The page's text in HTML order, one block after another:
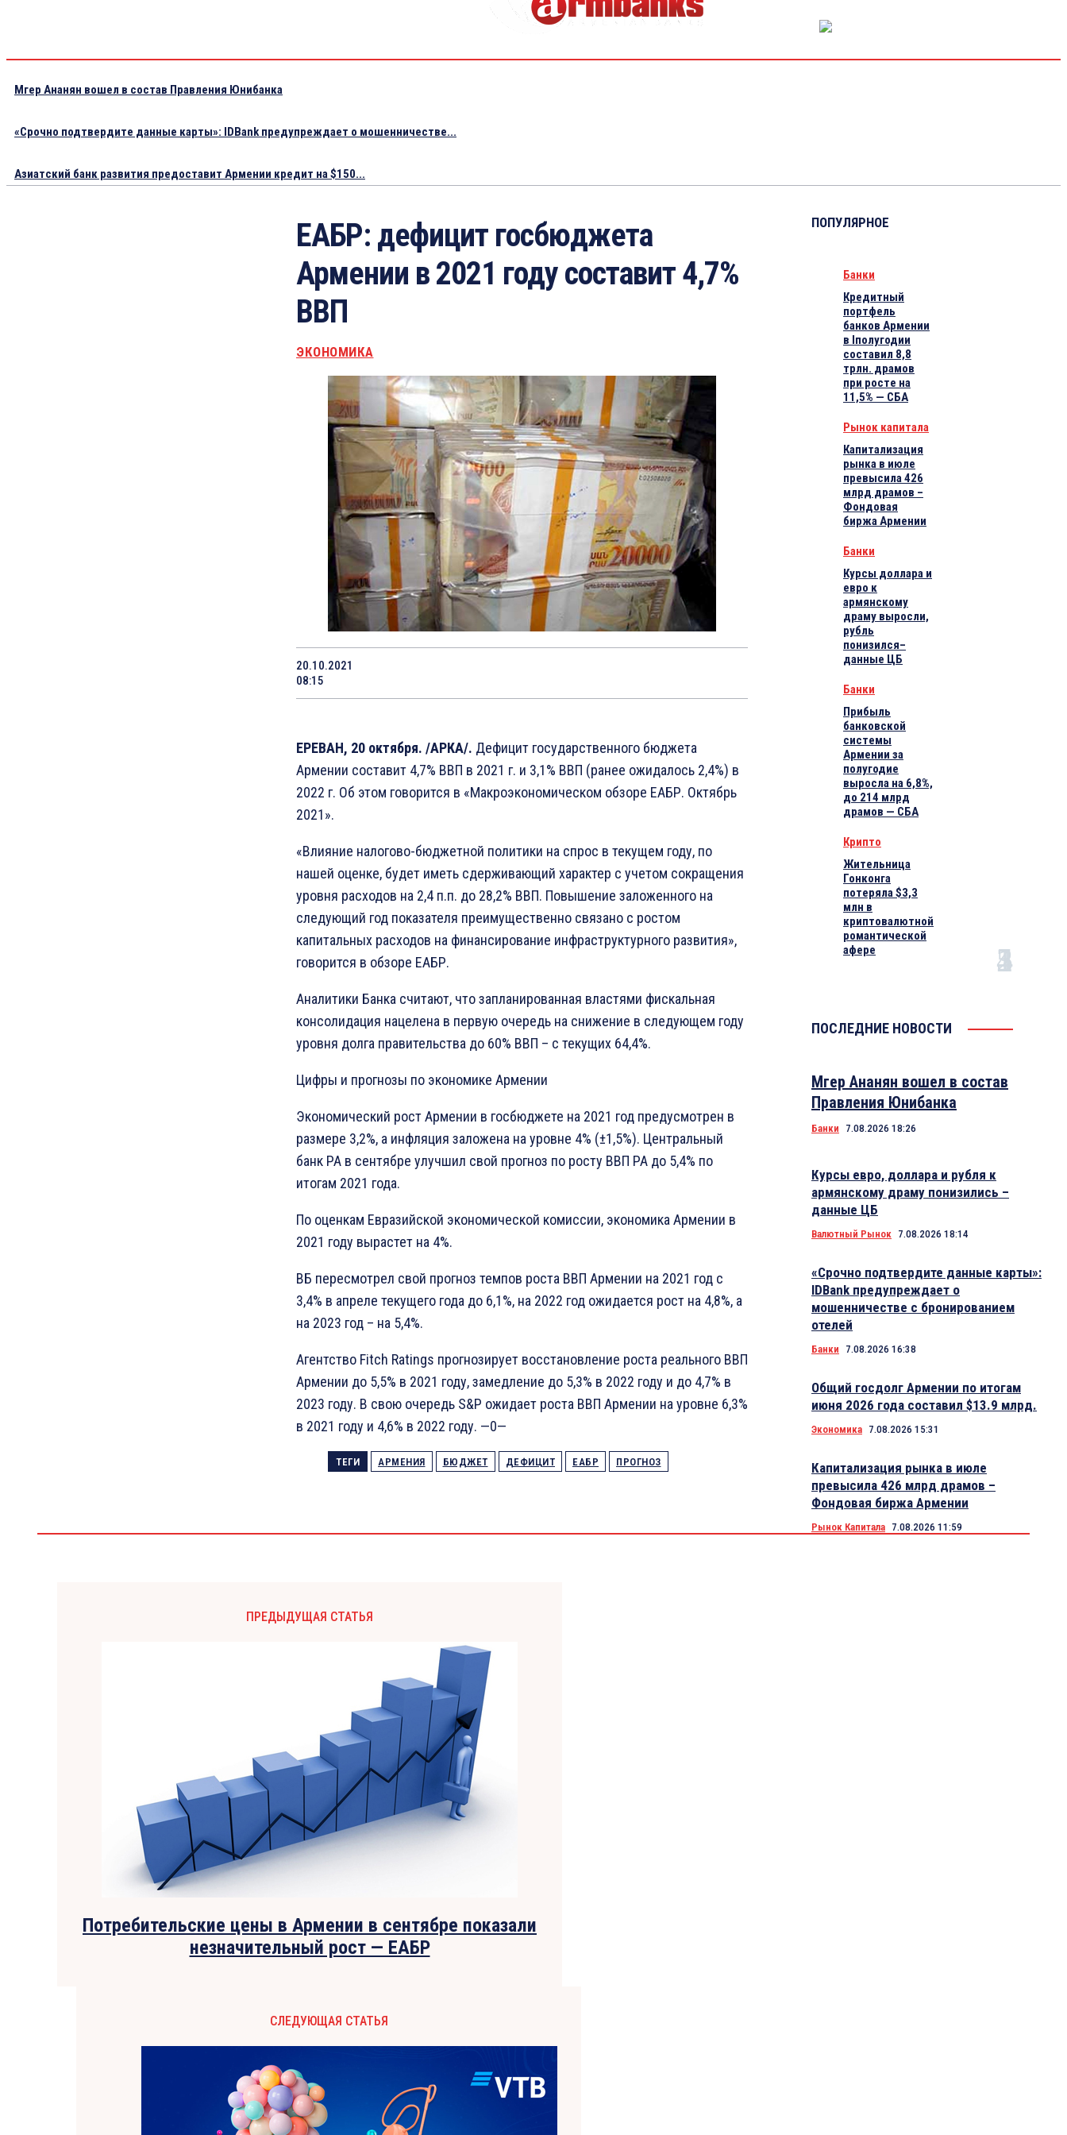
Мгер Ананян вошел в состав Правления Юнибанка
«Срочно подтвердите данные карты»: IDBank предупреждает о мошенничестве...
Азиатский банк развития предоставит Армении кредит на $150...
ЕАБР: дефицит госбюджета
Армении в 2021 году составит 4,7%
ВВП
ЭКОНОМИКА
20.10.2021
08:15
ЕРЕВАН, 20 октября. /АРКА/. Дефицит государственного бюджета
Армении составит 4,7% ВВП в 2021 г. и 3,1% ВВП (ранее ожидалось 2,4%) в
2022 г. Об этом говорится в «Макроэкономическом обзоре ЕАБР. Октябрь
2021».
«Влияние налогово-бюджетной политики на спрос в текущем году, по
нашей оценке, будет иметь сдерживающий характер с учетом сокращения
уровня расходов на 2,4 п.п. до 28,2% ВВП. Повышение заложенного на
следующий год показателя преимущественно связано с ростом
капитальных расходов на финансирование инфраструктурного развития»,
говорится в обзоре ЕАБР.
Аналитики Банка считают, что запланированная властями фискальная
консолидация нацелена в первую очередь на снижение в следующем году
уровня долга правительства до 60% ВВП – с текущих 64,4%.
Цифры и прогнозы по экономике Армении
Экономический рост Армении в госбюджете на 2021 год предусмотрен в
размере 3,2%, а инфляция заложена на уровне 4% (±1,5%). Центральный
банк РА в сентябре улучшил свой прогноз по росту ВВП РА до 5,4% по
итогам 2021 года.
По оценкам Евразийской экономической комиссии, экономика Армении в
2021 году вырастет на 4%.
ВБ пересмотрел свой прогноз темпов роста ВВП Армении на 2021 год с
3,4% в апреле текущего года до 6,1%, на 2022 год ожидается рост на 4,8%, а
на 2023 год – на 5,4%.
Агентство Fitch Ratings прогнозирует восстановление роста реального ВВП
Армении до 5,5% в 2021 году, замедление до 5,3% в 2022 году и до 4,7% в
2023 году. В свою очередь S&P ожидает роста ВВП Армении на уровне 6,3%
в 2021 году и 4,6% в 2022 году. —0—
ТЕГИ АРМЕНИЯ БЮДЖЕТ ДЕФИЦИТ ЕАБР ПРОГНОЗ
ПОПУЛЯРНОЕ
Банки
Кредитный
портфель
банков Армении
в Iполугодии
составил 8,8
трлн. драмов
при росте на
11,5% — СБА
Рынок капитала
Капитализация
рынка в июле
превысила 426
млрд драмов –
Фондовая
биржа Армении
Банки
Курсы доллара и
евро к
армянскому
драму выросли,
рубль
понизился–
данные ЦБ
Банки
Прибыль
банковской
системы
Армении за
полугодие
выросла на 6,8%,
до 214 млрд
драмов — СБА
Крипто
Жительница
Гонконга
потеряла $3,3
млн в
криптовалютной
романтической
афере
ПОСЛЕДНИЕ НОВОСТИ
Мгер Ананян вошел в состав
Правления Юнибанка
Банки 7.08.2026 18:26
Курсы евро, доллара и рубля к
армянскому драму понизились –
данные ЦБ
Валютный Рынок 7.08.2026 18:14
«Срочно подтвердите данные карты»:
IDBank предупреждает о
мошенничестве с бронированием
отелей
Банки 7.08.2026 16:38
Общий госдолг Армении по итогам
июня 2026 года составил $13.9 млрд.
Экономика 7.08.2026 15:31
Капитализация рынка в июле
превысила 426 млрд драмов –
Фондовая биржа Армении
Рынок Капитала 7.08.2026 11:59
ПРЕДЫДУЩАЯ СТАТЬЯ
Потребительские цены в Армении в сентябре показали
незначительный рост — ЕАБР
СЛЕДУЮЩАЯ СТАТЬЯ